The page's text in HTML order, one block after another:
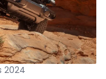
2024